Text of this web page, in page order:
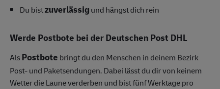
Du bistzuverlässigund hängst dich rein
Werde Postbote bei der Deutschen Post DHL
AlsPostbote bringt du den Menschen in deinem Bezirk
Post- und Paketsendungen. Dabei lässt du dir von keinem
Wetter die Laune verderben und bist fünf Werktage pro